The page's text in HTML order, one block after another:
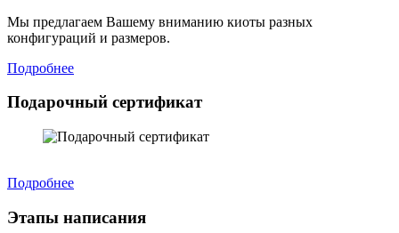
Мы предлагаем Вашему вниманию киоты разных
конфигураций и размеров.
Подробнее
Подарочный сертификат
Подробнее
Этапы написания